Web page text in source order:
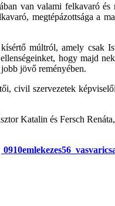
van valami felkavaró
megtépázottsága a
múltról, amely csak
hogy majd
jövő reményében.
civil szervezetek
Katalin és Fersch